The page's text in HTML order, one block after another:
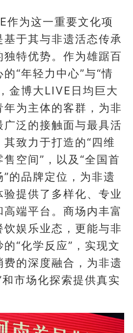
作为这一重要文化项
基于其与非遗活态传承
特优势。作为雄踞百
“年轻力中心”与“情
金博大LIVE日均巨大
为主体的客群，为非
泛的接触面与最具活
致力于打造的“四维
空间”，以及“全国首
的品牌定位，为非遗
验提供了多样化、专业
端平台。商场内丰富
娱乐业态，更能与非
“化学反应”，实现文
的深度融合，为非遗
市场化探索提供真实